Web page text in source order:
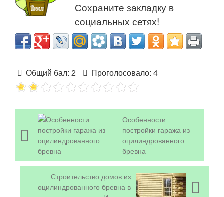
Сохраните закладку в
социальных сетях!
Общий бал: 2 Проголосовало: 4
Особенности
постройки гаража из
оцилиндрованного
бревна
Строительство домов из
оцилиндрованного бревна в